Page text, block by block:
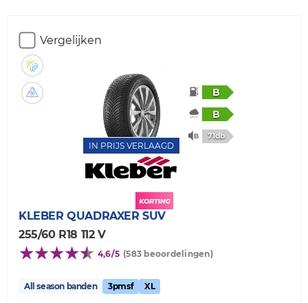
Vergelijken
IN PRIJS VERLAAGD
B
B
71db
KLEBER QUADRAXER SUV
255/60 R18 112 V
4,6/5 (583 beoordelingen)
All season banden 3pmsf XL